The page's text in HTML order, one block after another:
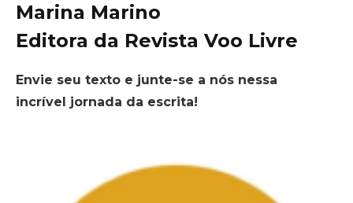
Marina Marino
Editora da Revista Voo Livre
Envie seu texto e junte-se a nós nessa
incrível jornada da escrita!